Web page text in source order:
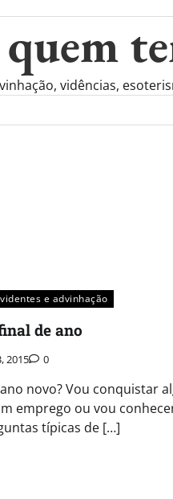
vidências,
e advinhação
de ano
2015 0
novo? Vou conquistar
emprego ou vou
típicas de […]